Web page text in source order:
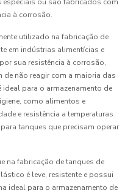
à corrosão.
utilizado na fabricação de
em indústrias alimentícias e
sua resistência à corrosão,
de não reagir com a maioria das
para o armazenamento de
como alimentos e
e resistência a temperaturas
tanques que precisam operar
na fabricação de tanques de
é leve, resistente e possui
ideal para o armazenamento de